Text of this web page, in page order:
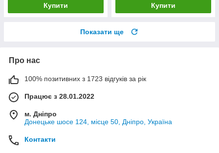
Купити Купити
Показати ще
Про нас
100% позитивних з 1723 відгуків за рік
Працює з 28.01.2022
м. Дніпро
Донецьке шосе 124, місце 50, Дніпро, Україна
Контакти